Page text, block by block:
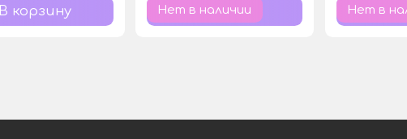
Нет в наличии Нет в